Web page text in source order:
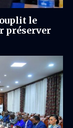
le
préserver